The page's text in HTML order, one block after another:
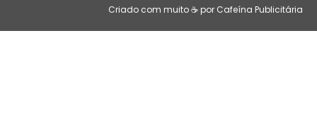
Criado com muito ☕ por Cafeína Publicitária